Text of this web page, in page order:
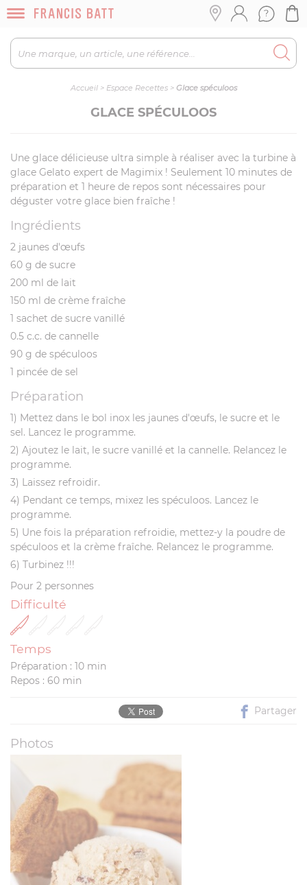
Accueil> Espace Recettes> Glace spéculoos
GLACE SPÉCULOOS
Une glace délicieuse ultra simple à réaliser avec la turbine à
glace Gelato expert de Magimix ! Seulement 10 minutes de
préparation et 1 heure de repos sont nécessaires pour
déguster votre glace bien fraîche !
Ingrédients
2 jaunes d'œufs
60 g de sucre
200 ml de lait
150 ml de crème fraîche
1 sachet de sucre vanillé
0.5 c.c. de cannelle
90 g de spéculoos
1 pincée de sel
Préparation
1) Mettez dans le bol inox les jaunes d'œufs, le sucre et le
sel. Lancez le programme.
2) Ajoutez le lait, le sucre vanillé et la cannelle. Relancez le
programme.
3) Laissez refroidir.
4) Pendant ce temps, mixez les spéculoos. Lancez le
programme.
5) Une fois la préparation refroidie, mettez-y la poudre de
spéculoos et la crème fraîche. Relancez le programme.
6) Turbinez !!!
Pour 2 personnes
Difficulté
Temps
Préparation : 10 min
Repos : 60 min
Partager
Photos